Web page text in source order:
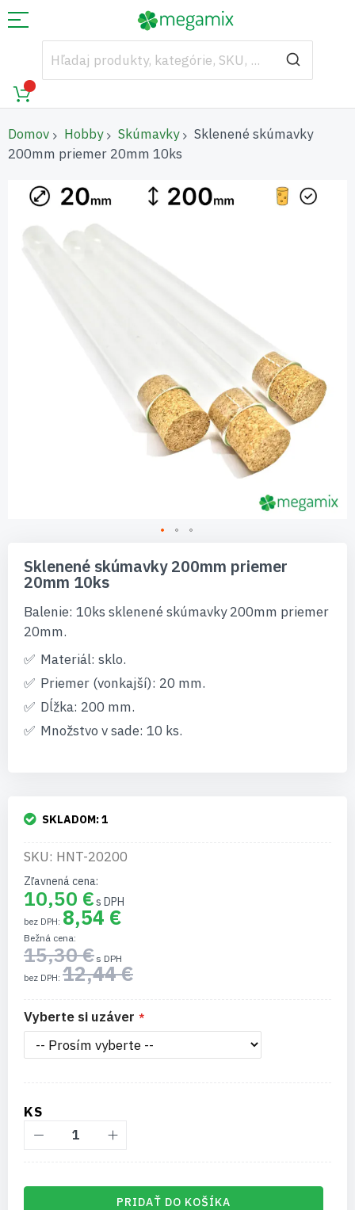
Domov Hobby Skúmavky
Sklenené skúmavky
200mm priemer 20mm 10ks
Preskočiť
galérie
začiatok
galérie
Sklenené skúmavky 200mm priemer
20mm 10ks
Balenie: 10ks sklenené skúmavky 200mm priemer
20mm.
Materiál: sklo.
Priemer (vonkajší): 20 mm.
Dĺžka: 200 mm.
Množstvo v sade: 10 ks.
SKLADOM:1
SKU: HNT-20200
Zľavnená cena
10,50 €
8,54 €
Bežná cena
15,30 €
12,44 €
Vyberte si uzáver
KS
PRIDAŤ DO KOŠÍKA